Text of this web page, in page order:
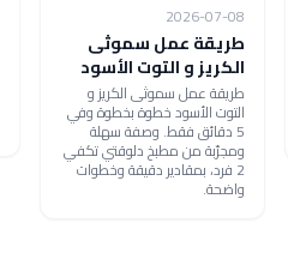
2026-07-08
طريقة عمل سموثى
الكريز و التوت الأسود
طريقة عمل سموثى الكريز و
التوت الأسود خطوة بخطوة وفي
5 دقائق فقط. وصفة سهلة
ومجرّبة من مطبخ دلوقتي تكفي
2 فرد، بمقادير دقيقة وخطوات
واضحة.